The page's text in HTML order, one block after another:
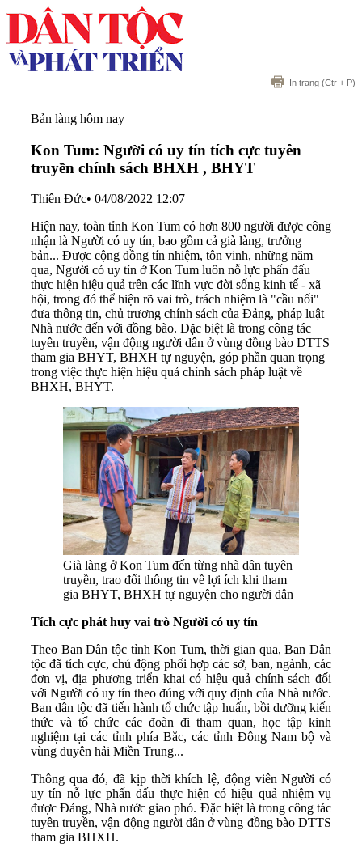
In trang (Ctr + P)
Bản làng hôm nay
Kon Tum: Người có uy tín tích cực tuyên
truyền chính sách BHXH , BHYT
Thiên Đức• 04/08/2022 12:07
Hiện nay, toàn tỉnh Kon Tum có hơn 800 người được công
nhận là Người có uy tín, bao gồm cả già làng, trưởng
bản... Được cộng đồng tín nhiệm, tôn vinh, những năm
qua, Người có uy tín ở Kon Tum luôn nỗ lực phấn đấu
thực hiện hiệu quả trên các lĩnh vực đời sống kinh tế - xã
hội, trong đó thể hiện rõ vai trò, trách nhiệm là "cầu nối"
đưa thông tin, chủ trương chính sách của Đảng, pháp luật
Nhà nước đến với đồng bào. Đặc biệt là trong công tác
tuyên truyền, vận động người dân ở vùng đồng bào DTTS
tham gia BHYT, BHXH tự nguyện, góp phần quan trọng
trong việc thực hiện hiệu quả chính sách pháp luật về
BHXH, BHYT.
Già làng ở Kon Tum đến từng nhà dân tuyên
truyền, trao đổi thông tin về lợi ích khi tham
gia BHYT, BHXH tự nguyện cho người dân
Tích cực phát huy vai trò Người có uy tín
Theo Ban Dân tộc tỉnh Kon Tum, thời gian qua, Ban Dân
tộc đã tích cực, chủ động phối hợp các sở, ban, ngành, các
đơn vị, địa phương triển khai có hiệu quả chính sách đối
với Người có uy tín theo đúng với quy định của Nhà nước.
Ban dân tộc đã tiến hành tổ chức tập huấn, bồi dưỡng kiến
thức và tổ chức các đoàn đi tham quan, học tập kinh
nghiệm tại các tỉnh phía Bắc, các tỉnh Đông Nam bộ và
vùng duyên hải Miền Trung...
Thông qua đó, đã kịp thời khích lệ, động viên Người có
uy tín nỗ lực phấn đấu thực hiện có hiệu quả nhiệm vụ
được Đảng, Nhà nước giao phó. Đặc biệt là trong công tác
tuyên truyền, vận động người dân ở vùng đồng bào DTTS
tham gia BHXH.